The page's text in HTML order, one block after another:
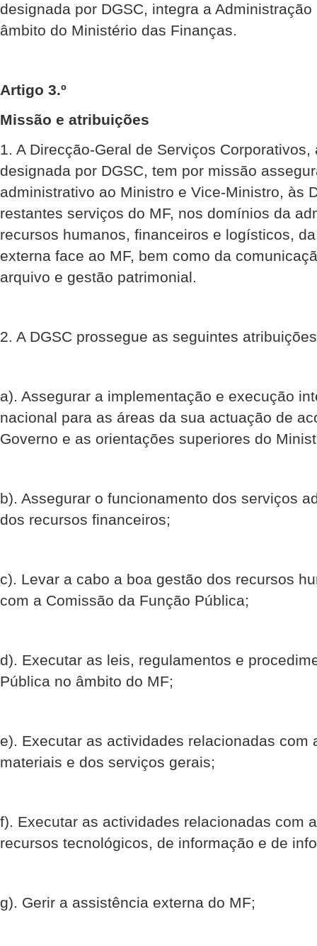
designada por DGSC, integra a
âmbito do Ministério das Finanças.
Artigo 3.º
Missão e atribuições
1. A Direcção-Geral de Serviços Corporativos,
designada por DGSC, tem por missão
administrativo ao Ministro e Vice-Ministro, às
restantes serviços do MF, nos domínios da
recursos humanos, financeiros e logísticos,
externa face ao MF, bem como da
arquivo e gestão patrimonial.
2. A DGSC prossegue as seguintes
a). Assegurar a implementação e execução
nacional para as áreas da sua actuação de
Governo e as orientações superiores do
b). Assegurar o funcionamento dos serviços
dos recursos financeiros;
c). Levar a cabo a boa gestão dos recursos
com a Comissão da Função Pública;
d). Executar as leis, regulamentos e
Pública no âmbito do MF;
e). Executar as actividades relacionadas com
materiais e dos serviços gerais;
f). Executar as actividades relacionadas com
recursos tecnológicos, de informação e de
g). Gerir a assistência externa do MF;